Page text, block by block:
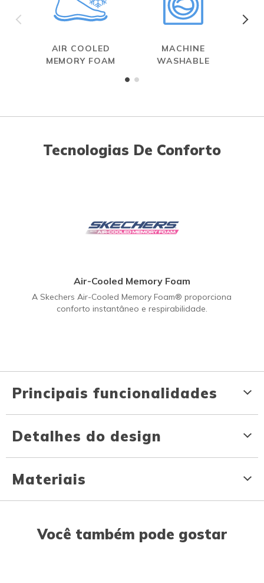
AIR COOLED
MEMORY FOAM
MACHINE
WASHABLE
Tecnologias De Conforto
Air-Cooled Memory Foam
A Skechers Air-Cooled Memory Foam® proporciona
conforto instantâneo e respirabilidade.
Principais funcionalidades
Detalhes do design
Materiais
Você também pode gostar